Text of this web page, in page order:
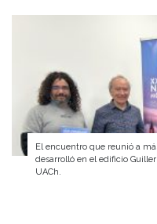
El encuentro que reunió a
desarrolló en el edificio
UACh.